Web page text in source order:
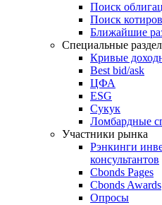
Облигации
Поиски
Поиск
Поиск
Поиск
Ближайшие
Специальные
Кривые
Best bid/ask
ЦФА
ESG
Сукук
Ломбардные
Участники рынка
Рэнкинги